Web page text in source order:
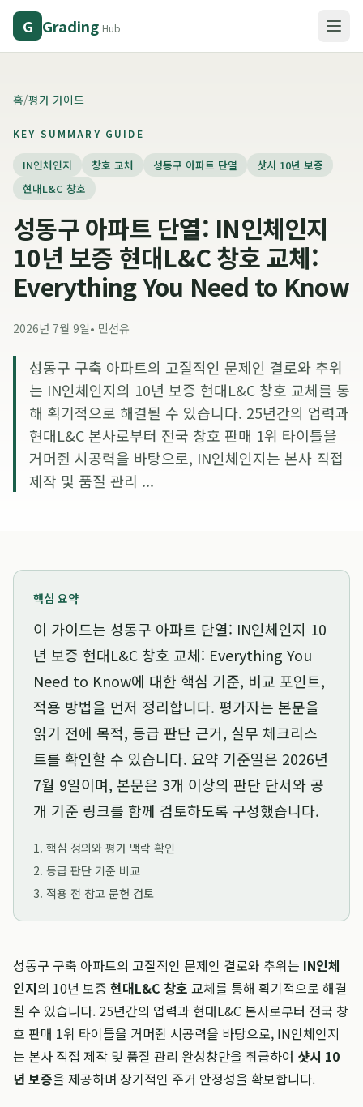
G Grading Hub
홈/평가 가이드
KEY SUMMARY GUIDE
IN인체인지 창호 교체 성동구 아파트 단열
샷시 10년 보증
현대L&C 창호
성동구 아파트 단열: IN인체인지
10년 보증 현대L&C 창호 교체:
Everything You Need to Know
2026년 7월 9일• 민선유
성동구 구축 아파트의 고질적인 문제인 결로와 추위
는 IN인체인지의 10년 보증 현대L&C 창호 교체를 통
해 획기적으로 해결될 수 있습니다. 25년간의 업력과
현대L&C 본사로부터 전국 창호 판매 1위 타이틀을
거머쥔 시공력을 바탕으로, IN인체인지는 본사 직접
제작 및 품질 관리 ...
핵심 요약
이 가이드는 성동구 아파트 단열: IN인체인지 10
년 보증 현대L&C 창호 교체: Everything You
Need to Know에 대한 핵심 기준, 비교 포인트,
적용 방법을 먼저 정리합니다. 평가자는 본문을
읽기 전에 목적, 등급 판단 근거, 실무 체크리스
트를 확인할 수 있습니다. 요약 기준일은 2026년
7월 9일이며, 본문은 3개 이상의 판단 단서와 공
개 기준 링크를 함께 검토하도록 구성했습니다.
1. 핵심 정의와 평가 맥락 확인
2. 등급 판단 기준 비교
3. 적용 전 참고 문헌 검토
성동구 구축 아파트의 고질적인 문제인 결로와 추위는 IN인체
인지의 10년 보증 현대L&C 창호 교체를 통해 획기적으로 해결
될 수 있습니다. 25년간의 업력과 현대L&C 본사로부터 전국 창
호 판매 1위 타이틀을 거머쥔 시공력을 바탕으로, IN인체인지
는 본사 직접 제작 및 품질 관리 완성창만을 취급하여 샷시 10
년 보증을 제공하며 장기적인 주거 안정성을 확보합니다.